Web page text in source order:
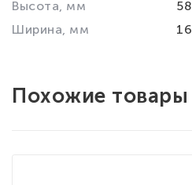
Высота, мм
58
Ширина, мм
16
Похожие товары